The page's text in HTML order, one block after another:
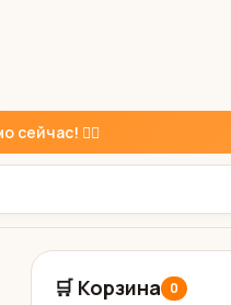
👇🏼
🛒 Корзина 0